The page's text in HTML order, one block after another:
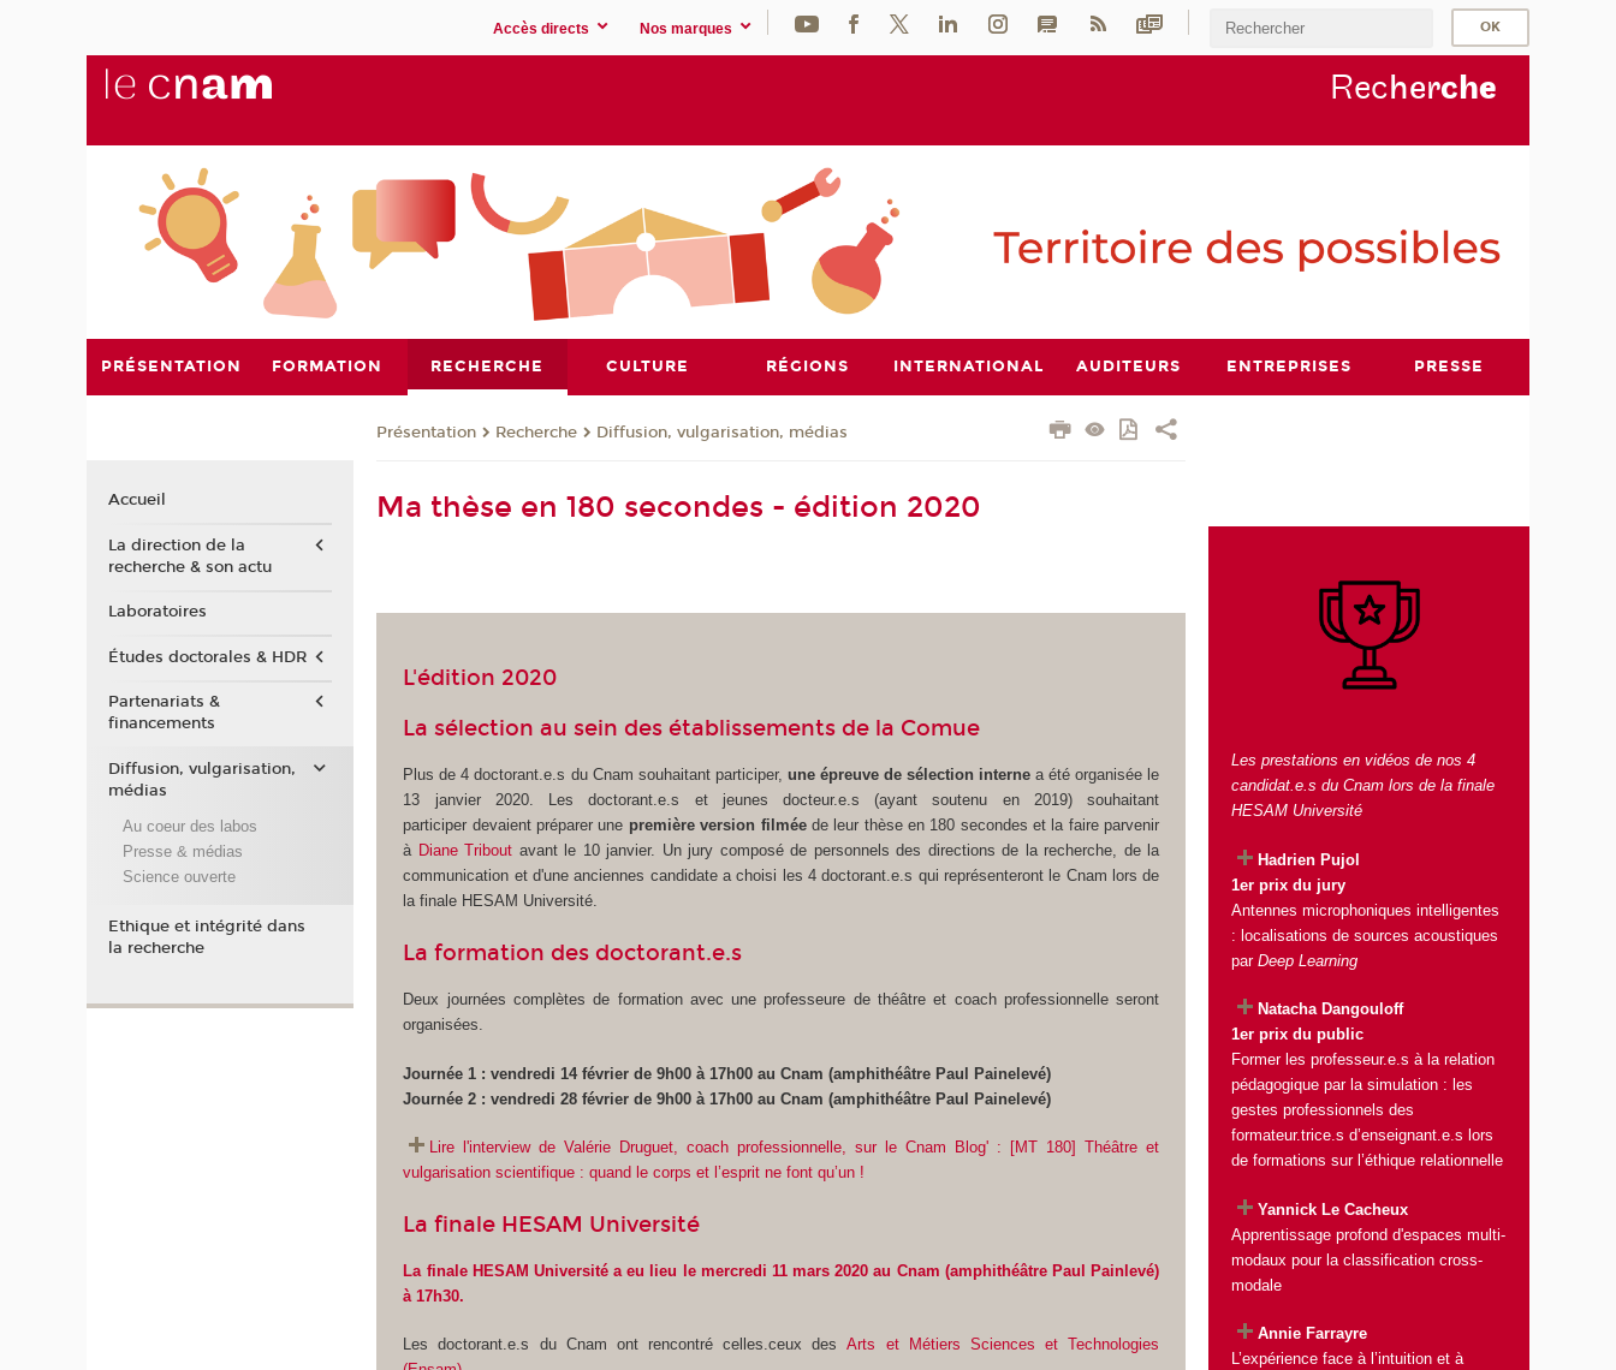
Accès directs Nos marques
Recherche
PRÉSENTATION FORMATION RECHERCHE CULTURE RÉGIONS INTERNATIONAL AUDITEURS ENTREPRISES PRESSE
Présentation Recherche Diffusion, vulgarisation, médias
Ma thèse en 180 secondes - édition 2020
L'édition 2020
La sélection au sein des établissements de la Comue
Plus de 4 doctorant.e.s du Cnam souhaitant participer, une épreuve de sélection internea été organisée le
13 janvier 2020. Les doctorant.e.s et jeunes docteur.e.s (ayant soutenu en 2019) souhaitant
participer devaient préparer une première version filméede leur thèse en 180 secondes et la faire parvenir
à Diane Tribout avant le 10 janvier. Un jury composé de personnels des directions de la recherche, de la
communication et d'une anciennes candidate a choisi les 4 doctorant.e.s qui représenteront le Cnam lors de
la finale HESAM Université.
La formation des doctorant.e.s
Deux journées complètes de formation avec une professeure de théâtre et coach professionnelle seront
organisées.
Journée 1 : vendredi 14 février de 9h00 à 17h00 au Cnam (amphithéâtre Paul Painelevé)
Journée 2 : vendredi 28 février de 9h00 à 17h00 au Cnam (amphithéâtre Paul Painelevé)
Lire l'interview de Valérie Druguet, coach professionnelle, sur le Cnam Blog' : [MT 180] Théâtre et
vulgarisation scientifique : quand le corps et l’esprit ne font qu’un !
La finale HESAM Université
La finale HESAM Université a eu lieu le mercredi 11 mars 2020 au Cnam (amphithéâtre Paul Painlevé)
à 17h30.
Les doctorant.e.s du Cnam ont rencontré celles.ceux desArts et Métiers Sciences et Technologies
Les prestations en vidéos de nos 4
candidat.e.s du Cnam lors de la finale
HESAM Université
Hadrien Pujol
1er prix du jury
Antennes microphoniques intelligentes
: localisations de sources acoustiques
parDeep Learning
Natacha Dangouloff
1er prix du public
Former les professeur.e.s à la relation
pédagogique par la simulation : les
gestes professionnels des
formateur.trice.s d’enseignant.e.s lors
de formations sur l’éthique relationnelle
Yannick Le Cacheux
Apprentissage profond d'espaces multi-
modaux pour la classification cross-
modale
Annie Farrayre
L’expérience face à l’intuition et à
Accueil
La direction de la
recherche & son actu
Laboratoires
Études doctorales & HDR
Partenariats &
financements
Diffusion, vulgarisation,
médias
Au coeur des labos
Presse & médias
Science ouverte
Ethique et intégrité dans
la recherche